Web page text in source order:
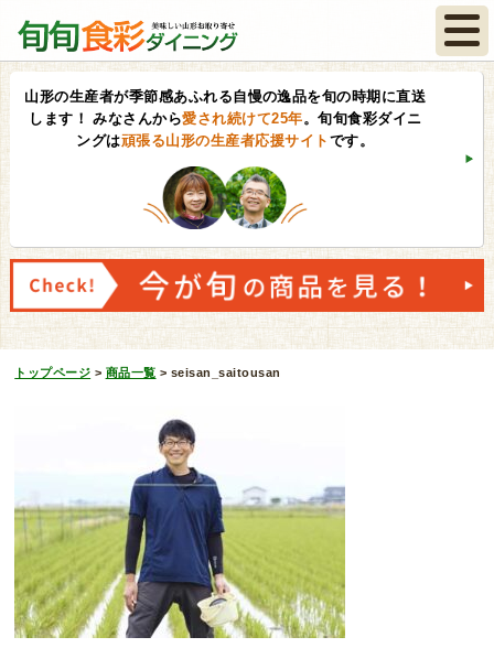
山形の生産者が季節感あふれる自慢の逸品を旬の時期に直送
します！ みなさんから愛され続けて25年。旬旬食彩ダイニ
ングは頑張る山形の生産者応援サイト です。
トップページ > 商品一覧 > seisan_saitousan